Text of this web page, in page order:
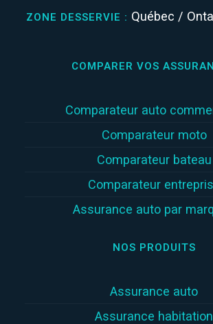
ZONE DESSERVIE : Québec /
COMPARER VOS
Comparateur auto
Comparateur moto
Comparateur bateau
Comparateur
Assurance auto par
NOS PRODUITS
Assurance auto
Assurance habitation